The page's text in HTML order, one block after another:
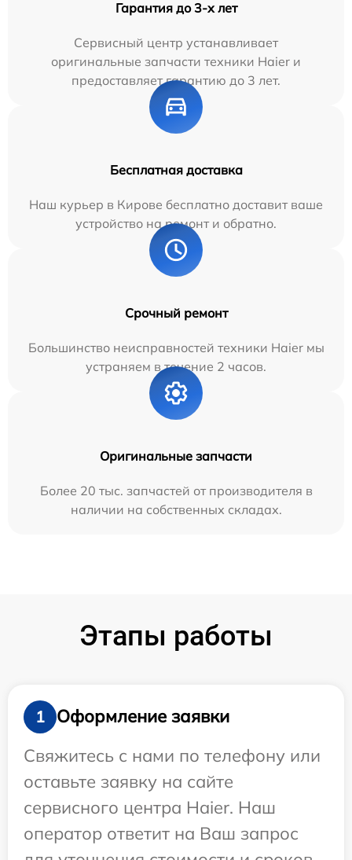
Гарантия до 3-х лет
Сервисный центр устанавливает
оригинальные запчасти техники Haier и
предоставляет гарантию до 3 лет.
Бесплатная доставка
Наш курьер в Кирове бесплатно доставит ваше
устройство на ремонт и обратно.
Срочный ремонт
Большинство неисправностей техники Haier мы
устраняем в течение 2 часов.
Оригинальные запчасти
Более 20 тыс. запчастей от производителя в
наличии на собственных складах.
Этапы работы
1
Оформление заявки
Свяжитесь с нами по телефону или
оставьте заявку на сайте
сервисного центра Haier. Наш
оператор ответит на Ваш запрос